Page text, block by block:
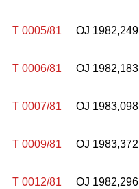
T 0005/81 OJ 1982,249
T 0006/81 OJ 1982,183
T 0007/81 OJ 1983,098
T 0009/81 OJ 1983,372
T 0012/81 OJ 1982,296